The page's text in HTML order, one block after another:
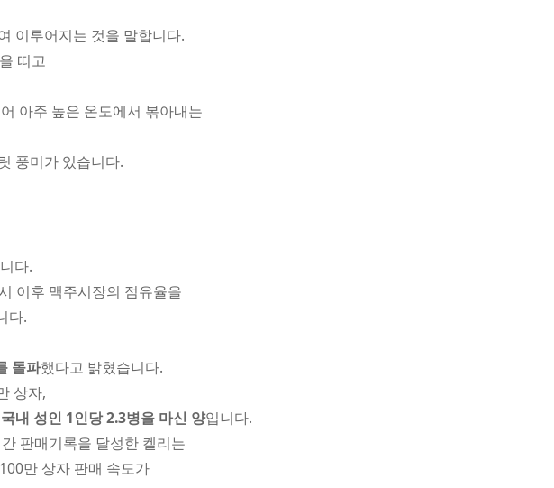
이루어지는 것을 말합니다.
띠고
아주 높은 온도에서 볶아내는
풍미가 있습니다.
다.
이후 맥주시장의 점유율을
다.
돌파했다고 밝혔습니다.
상자,
내 성인 1인당 2.3병을 마신 양입니다.
판매기록을 달성한 켈리는
만 상자 판매 속도가